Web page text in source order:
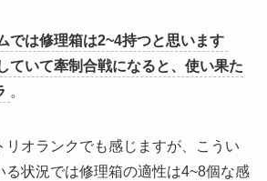
では修理箱は2~4持つと思います
ていて牽制合戦になると、使い果た
。
リオランクでも感じますが、こうい
る状況では修理箱の適性は4~8個な感